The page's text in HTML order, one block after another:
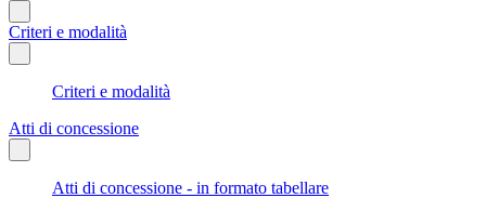
Criteri e modalità
Criteri e modalità
Atti di concessione
Atti di concessione - in formato tabellare